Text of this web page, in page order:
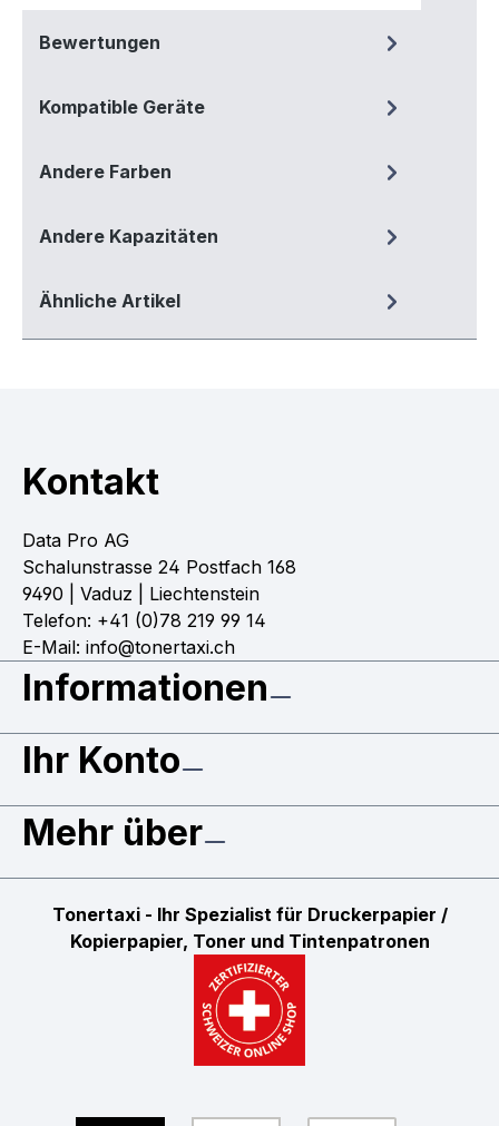
Bewertungen
Kompatible Geräte
Andere Farben
Andere Kapazitäten
Ähnliche Artikel
Kontakt
Data Pro AG
Schalunstrasse 24 Postfach 168
9490 | Vaduz | Liechtenstein
Telefon: +41 (0)78 219 99 14
E-Mail: info@tonertaxi.ch
Informationen
Ihr Konto
Mehr über
Tonertaxi - Ihr Spezialist für Druckerpapier /
Kopierpapier, Toner und Tintenpatronen